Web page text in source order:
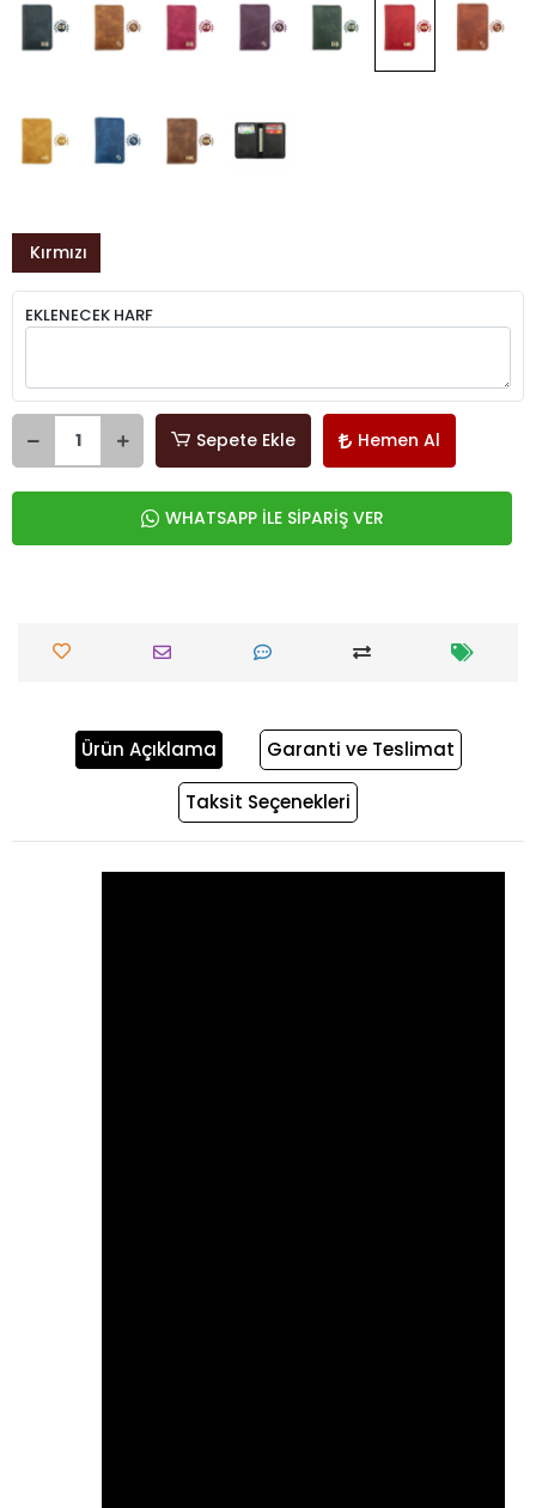
Kırmızı
EKLENECEK HARF
Sepete Ekle Hemen Al
WHATSAPP İLE SİPARİŞ VER
Ürün Açıklama Garanti ve Teslimat
Taksit Seçenekleri